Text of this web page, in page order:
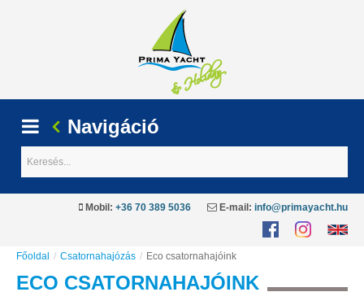
Mobil: +36 70 389 5036 E-mail: info@primayacht.hu
Navigáció
Keresés...
Főoldal / Csatornahajózás / Eco csatornahajóink
ECO CSATORNAHAJÓINK